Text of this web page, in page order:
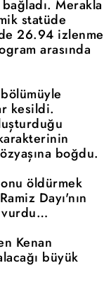
Merakla
statüde
26.94 izlenme
arasında
kesildi.
boğdu.
öldürmek
Dayı'nın
vurdu…
Kenan
büyük